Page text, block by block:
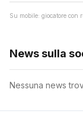
Su mobile: giocatore con
News sulla
Nessuna news